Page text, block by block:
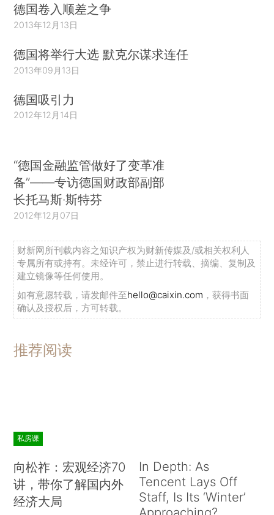
德国卷入顺差之争
2013年12月13日
德国将举行大选 默克尔谋求连任
2013年09月13日
德国吸引力
2012年12月14日
“德国金融监管做好了变革准
备”——专访德国财政部副部
长托马斯·斯特芬
2012年12月07日
财新网所刊载内容之知识产权为财新传媒及/或相关权利人
专属所有或持有。未经许可，禁止进行转载、摘编、复制及
建立镜像等任何使用。
如有意愿转载，请发邮件至hello@caixin.com ，获得书面
确认及授权后，方可转载。
推荐阅读
私房课
向松祚：宏观经济70
讲，带你了解国内外
经济大局
In Depth: As
Tencent Lays Off
Staff, Is Its ‘Winter’